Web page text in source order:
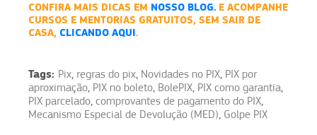
CONFIRA MAIS DICAS EM NOSSO BLOG. E ACOMPANHE
CURSOS E MENTORIAS GRATUITOS, SEM SAIR DE
CASA, CLICANDO AQUI.
Tags: Pix, regras do pix, Novidades no PIX, PIX por
aproximação, PIX no boleto, BolePIX, PIX como garantia,
PIX parcelado, comprovantes de pagamento do PIX,
Mecanismo Especial de Devolução (MED), Golpe PIX